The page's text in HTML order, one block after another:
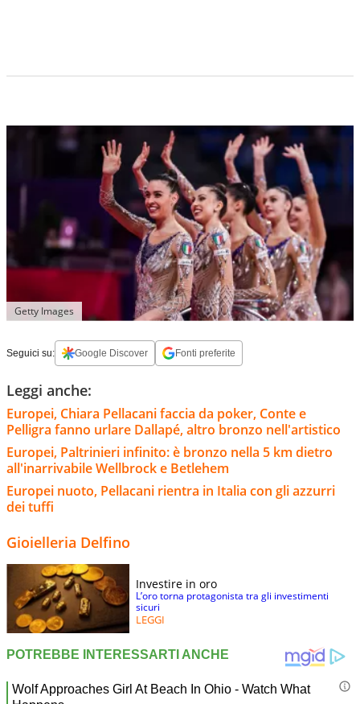
Getty Images
Seguici su: Google Discover Fonti preferite
Leggi anche:
Europei, Chiara Pellacani faccia da poker, Conte e
Pelligra fanno urlare Dallapé, altro bronzo nell'artistico
Europei, Paltrinieri infinito: è bronzo nella 5 km dietro
all'inarrivabile Wellbrock e Betlehem
Europei nuoto, Pellacani rientra in Italia con gli azzurri
dei tuffi
Gioielleria Delfino
Investire in oro
L’oro torna protagonista tra gli investimenti
sicuri
LEGGI